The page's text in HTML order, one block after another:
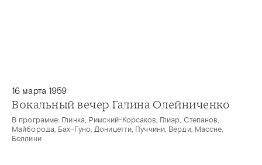
16 марта 1959
Вокальный вечер Галина Олейниченко
В программе: Глинка, Римский-Корсаков, Глиэр, Степанов,
Майборода, Бах–Гуно, Доницетти, Пуччини, Верди, Массне,
Беллини